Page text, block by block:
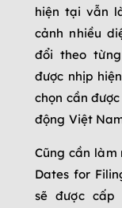
hiện tại vẫn
cảnh nhiều
đổi theo
được nhịp
chọn cần
động Việt
Cũng cần
Dates for
sẽ được cấp